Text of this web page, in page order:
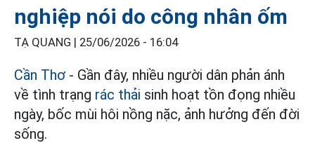
nghiệp nói do công nhân ốm
TẠ QUANG | 25/06/2026 - 16:04
Cần Thơ - Gần đây, nhiều người dân phản ánh
về tình trạng rác thải sinh hoạt tồn đọng nhiều
ngày, bốc mùi hôi nồng nặc, ảnh hưởng đến đời
sống.